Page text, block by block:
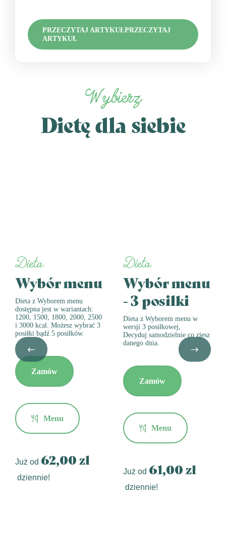
PRZECZYTAJ ARTYKUŁPRZECZYTAJ
ARTYKUŁ
Wybierz
Dietę dla siebie
Dieta
Wybór menu
Dieta z Wyborem menu
dostępna jest w wariantach:
1200, 1500, 1800, 2000, 2500
i 3000 kcal. Możesz wybrać 3
posiłki bądź 5 posiłków.
Zamów
Menu
Już od 62,00 zł
dziennie!
Dieta
Wybór menu
- 3 posiłki
Dieta z Wyborem menu w
wersji 3 posiłkowej,
Decyduj samodzielnie co zjesz
danego dnia.
Zamów
Menu
Już od 61,00 zł
dziennie!